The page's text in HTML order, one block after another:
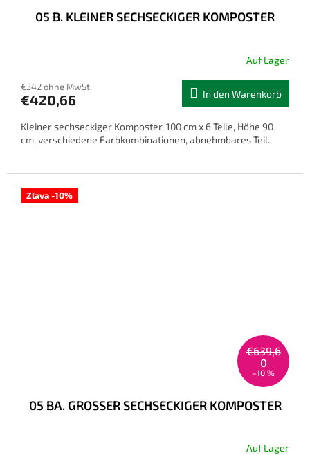
05 B. KLEINER SECHSECKIGER KOMPOSTER
Auf Lager
€342 ohne MwSt.
€420,66 In den Warenkorb
Kleiner sechseckiger Komposter, 100 cm x 6 Teile, Höhe 90
cm, verschiedene Farbkombinationen, abnehmbares Teil.
Zľava -10%
€639,6
0
–10 %
05 BA. GROSSER SECHSECKIGER KOMPOSTER
Auf Lager